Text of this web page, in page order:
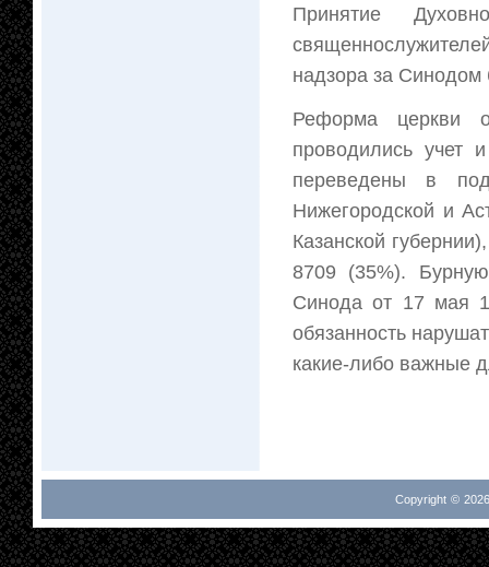
Принятие
надзора за Синодом
Реформа церкви
проводились учет
переведены в
Нижегородской и
Казанской
8709 (35%).
Синода от 17 мая
обязанность
какие-либо важные
Copyright ©